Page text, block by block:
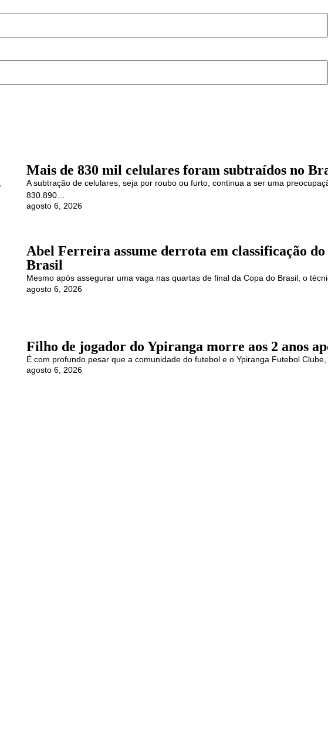
Mais de 830 mil celulares foram subtraídos no
A subtração de celulares, seja por roubo ou furto, continua a ser uma
830.890…
agosto 6, 2026
Abel Ferreira assume derrota em classificação
Brasil
Mesmo após assegurar uma vaga nas quartas de final da Copa do Brasil, o
agosto 6, 2026
Filho de jogador do Ypiranga morre aos 2 anos
É com profundo pesar que a comunidade do futebol e o Ypiranga Futebol
agosto 6, 2026